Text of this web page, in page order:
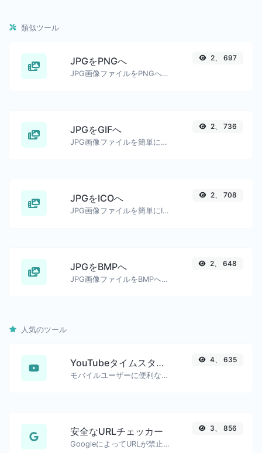
類似ツール
JPGをPNGへ
JPG画像ファイルをPNGへ簡単に変換します。
2、 697
JPGをGIFへ
JPG画像ファイルを簡単にGIFへ変換します。
2、 736
JPGをICOへ
JPG画像ファイルを簡単にICOへ変換します。
2、 708
JPGをBMPへ
JPG画像ファイルをBMPへ簡単に変換します。
2、 648
人気のツール
YouTubeタイムスタンプリンクジェネレーター
モバイルユーザーに便利な、正確な開始タイムスタンプ付きのYouTubeリンクを生成しました。
4、 635
安全なURLチェッカー
GoogleによってURLが禁止され、安全/危険とマークされているかどうかを確認します。
3、 856